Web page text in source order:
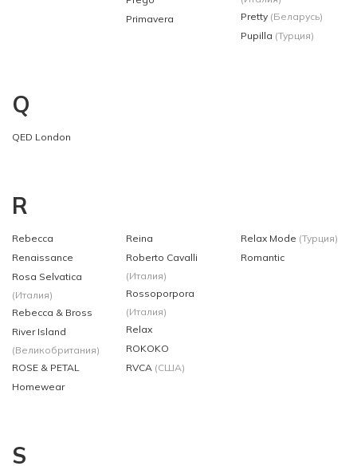
Primavera
Pretty (Беларусь)
Pupilla (Турция)
Q
QED London
R
Rebecca
Renaissance
Rosa Selvatica
(Италия)
Rebecca & Bross
River Island
(Великобритания)
ROSE & PETAL
Homewear
Reina
Roberto Cavalli
(Италия)
Rossoporpora
(Италия)
Relax
ROKOKO
RVCA (США)
Relax Mode (Турция)
Romantic
S